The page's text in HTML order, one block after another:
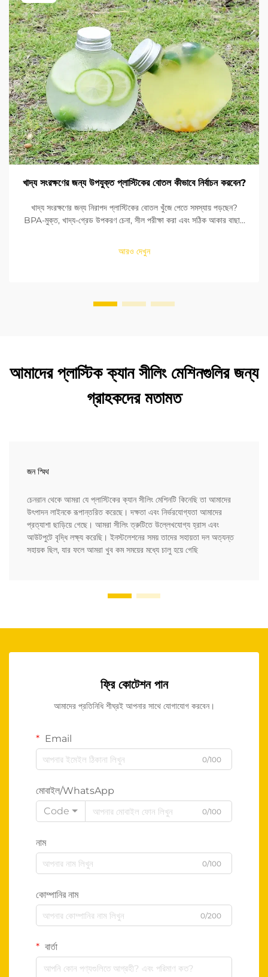
খাদ্য সংরক্ষণের জন্য উপযুক্ত প্লাস্টিকের বোতল কীভাবে নির্বাচন করবেন?
খাদ্য সংরক্ষণের জন্য নিরাপদ প্লাস্টিকের বোতল খুঁজে পেতে সমস্যায় পড়ছেন?
BPA-মুক্ত, খাদ্য-গ্রেড উপকরণ চেনা, সীল পরীক্ষা করা এবং সঠিক আকার বাছাই
আরও দেখুন
আমাদের প্লাস্টিক ক্যান সীলিং মেশিনগুলির জন্য
গ্রাহকদের মতামত
জন স্মিথ
চেনরান থেকে আমরা যে প্লাস্টিকের ক্যান সীলিং মেশিনটি কিনেছি তা আমাদের
উৎপাদন লাইনকে রূপান্তরিত করেছে। দক্ষতা এবং নির্ভরযোগ্যতা আমাদের
প্রত্যাশা ছাড়িয়ে গেছে। আমরা সীলিং ত্রুটিতে উল্লেখযোগ্য হ্রাস এবং
আউটপুটে বৃদ্ধি লক্ষ্য করেছি। ইনস্টলেশনের সময় তাদের সহায়তা দল অত্যন্ত
সহায়ক ছিল, যার ফলে আমরা খুব কম সময়ের মধ্যে চালু হয়ে গেছি
ফ্রি কোটেশন পান
আমাদের প্রতিনিধি শীঘ্রই আপনার সাথে যোগাযোগ করবেন।
Email
0/100
মোবাইল/WhatsApp
Code
0/100
নাম
0/100
কোম্পানির নাম
0/200
বার্তা